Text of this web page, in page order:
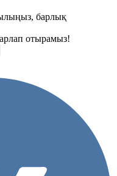
барлық
отырамыз!